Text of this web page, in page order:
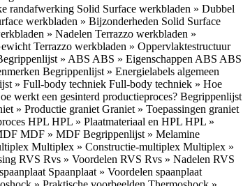
randafwerking Solid Surface werkbladen » Dubbel
werkbladen » Bijzonderheden Solid Surface
» Nadelen Terrazzo werkbladen »
Terrazzo werkbladen » Oppervlaktestructuur
» ABS ABS » Eigenschappen ABS ABS
Begrippenlijst » Energielabels algemeen
» Full-body techniek Full-body techniek » Hoe
werkt een gesinterd productieproces? Begrippenlijst
» Productie graniet Graniet » Toepassingen graniet
HPL HPL » Plaatmateriaal en HPL HPL »
MDF » MDF Begrippenlijst » Melamine
Multiplex » Constructie-multiplex Multiplex »
RVS Rvs » Voordelen RVS Rvs » Nadelen RVS
Spaanplaat » Voordelen spaanplaat